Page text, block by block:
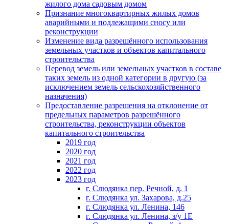
жилого дома садовым домом
Признание многоквартирных жилых домов
аварийными и подлежащими сносу или
реконструкции
Изменение вида разрешённого использования
земельных участков и объектов капитального
строительства
Перевод земель или земельных участков в составе
таких земель из одной категории в другую (за
исключением земель сельскохозяйственного
назначения)
Предоставление разрешения на отклонение от
предельных параметров разрешённого
строительства, реконструкции объектов
капитального строительства
2019 год
2020 год
2021 год
2022 год
2023 год
г. Слюдянка пер. Речной, д. 1
г. Слюдянка ул. Захарова, д.25
г. Слюдянка ул. Ленина, 146
г. Слюдянка ул. Ленина, з/у 1Е